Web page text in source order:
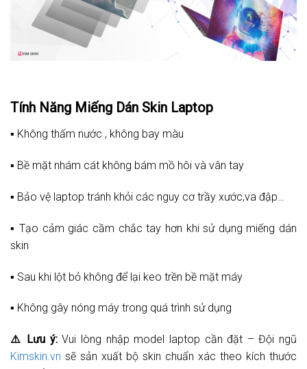
Tính Năng Miếng Dán Skin Laptop
▪️ Không thấm nước , không bay màu
▪️ Bề mặt nhám cát không bám mồ hôi và vân tay
▪️ Bảo vệ laptop tránh khỏi các nguy cơ trầy xước,va đập…
▪️ Tạo cảm giác cầm chắc tay hơn khi sử dụng miếng dán
skin
▪️ Sau khi lột bỏ không để lại keo trền bề mặt máy
▪️ Không gây nóng máy trong quá trình sử dụng
⚠️ Lưu ý:Vui lòng nhập model laptop cần đặt – Đội ngũ
Kimskin.vn sẽ sản xuất bộ skin chuẩn xác theo kích thước